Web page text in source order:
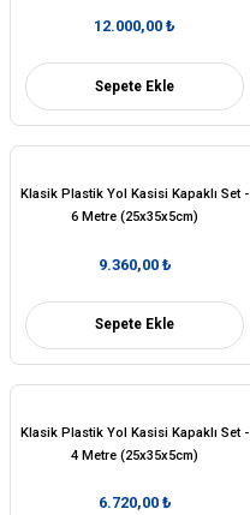
12.000,00 ₺
Sepete Ekle
Klasik Plastik Yol Kasisi Kapaklı Set -
6 Metre (25x35x5cm)
9.360,00 ₺
Sepete Ekle
Klasik Plastik Yol Kasisi Kapaklı Set -
4 Metre (25x35x5cm)
6.720,00 ₺